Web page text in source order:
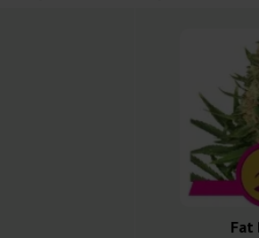
Fat